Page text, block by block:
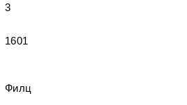
3
1601
Филц